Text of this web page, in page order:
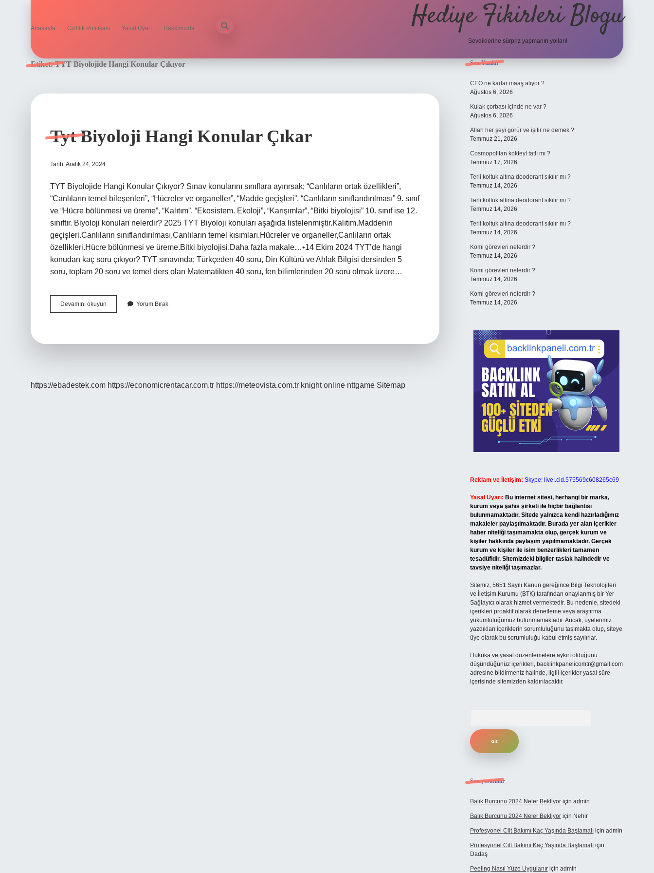
Anasayfa Gizlilik Politikası Yasal Uyarı Hakkımızda Hediye Fikirleri Blogu
Sevdiklerine sürpriz yapmanın yolları!
Etiket:TYT Biyolojide Hangi Konular Çıkıyor
Tyt Biyoloji Hangi Konular Çıkar
Tarih: Aralık 24, 2024
TYT Biyolojide Hangi Konular Çıkıyor? Sınav konularını sınıflara ayırırsak; “Canlıların ortak özellikleri”,
“Canlıların temel bileşenleri”, “Hücreler ve organeller”, “Madde geçişleri”, “Canlıların sınıflandırılması” 9. sınıf
ve “Hücre bölünmesi ve üreme”, “Kalıtım”, “Ekosistem. Ekoloji”, “Karışımlar”, “Bitki biyolojisi” 10. sınıf ise 12.
sınıftır. Biyoloji konuları nelerdir? 2025 TYT Biyoloji konuları aşağıda listelenmiştir.Kalıtım.Maddenin
geçişleri.Canlıların sınıflandırılması,Canlıların temel kısımları.Hücreler ve organeller,Canlıların ortak
özellikleri.Hücre bölünmesi ve üreme.Bitki biyolojisi.Daha fazla makale…•14 Ekim 2024 TYT’de hangi
konudan kaç soru çıkıyor? TYT sınavında; Türkçeden 40 soru, Din Kültürü ve Ahlak Bilgisi dersinden 5
soru, toplam 20 soru ve temel ders olan Matematikten 40 soru, fen bilimlerinden 20 soru olmak üzere…
Devamını okuyun
Biyoloji
Yorum Bırak
https://ebadestek.com https://economicrentacar.com.tr https://meteovista.com.tr knight online nttgame Sitemap
Sidebar
Son Yazılar
CEO ne kadar maaş alıyor ?
Ağustos 6, 2026
Kulak çorbası içinde ne var ?
Ağustos 6, 2026
Allah her şeyi görür ve işitir ne demek ?
Temmuz 21, 2026
Cosmopolitan kokteyl tatlı mı ?
Temmuz 17, 2026
Terli koltuk altına deodorant sıkılır mı ?
Temmuz 14, 2026
Terli koltuk altına deodorant sıkılır mı ?
Temmuz 14, 2026
Terli koltuk altına deodorant sıkılır mı ?
Temmuz 14, 2026
Komi görevleri nelerdir ?
Temmuz 14, 2026
Komi görevleri nelerdir ?
Temmuz 14, 2026
Komi görevleri nelerdir ?
Temmuz 14, 2026
Reklam ve İletişim: Skype: live:.cid.575569c608265c69
Yasal Uyarı: Bu internet sitesi, herhangi bir marka,
kurum veya şahıs şirketi ile hiçbir bağlantısı
bulunmamaktadır. Sitede yalnızca kendi hazırladığımız
makaleler paylaşılmaktadır. Burada yer alan içerikler
haber niteliği taşımamakta olup, gerçek kurum ve
kişiler hakkında paylaşım yapılmamaktadır. Gerçek
kurum ve kişiler ile isim benzerlikleri tamamen
tesadüfidir. Sitemizdeki bilgiler taslak halindedir ve
tavsiye niteliği taşımazlar.
Sitemiz, 5651 Sayılı Kanun gereğince Bilgi Teknolojileri
ve İletişim Kurumu (BTK) tarafından onaylanmış bir Yer
Sağlayıcı olarak hizmet vermektedir. Bu nedenle, sitedeki
içerikleri proaktif olarak denetleme veya araştırma
yükümlülüğümüz bulunmamaktadır. Ancak, üyelerimiz
yazdıkları içeriklerin sorumluluğunu taşımakta olup, siteye
üye olarak bu sorumluluğu kabul etmiş sayılırlar.
Hukuka ve yasal düzenlemelere aykırı olduğunu
düşündüğünüz içerikleri, backlinkpanelicomtr@gmail.com
adresine bildirmeniz halinde, ilgili içerikler yasal süre
içerisinde sitemizden kaldırılacaktır.
Son yorumlar
Balık Burcunu 2024 Neler Bekliyoriçin admin
Balık Burcunu 2024 Neler Bekliyoriçin Nehir
Profesyonel Cilt Bakımı Kaç Yaşında Başlamalıiçin admin
Profesyonel Cilt Bakımı Kaç Yaşında Başlamalıiçin
Dadaş
Peeling Nasıl Yüze Uygulanıriçin admin